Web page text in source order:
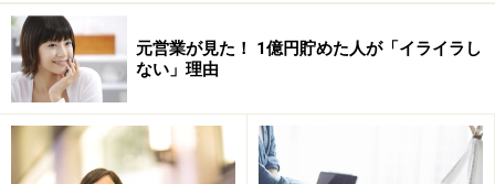
「財形」は、働いている人が安心して暮らせるように、
次の3つのお金を貯めることを目的に作られました。
■住宅（マイホーム購入）
■年金（老後資金）
■一般（その他、教育費など）
元営業が見た！ 1億円貯めた人が「イライラし
ない」理由